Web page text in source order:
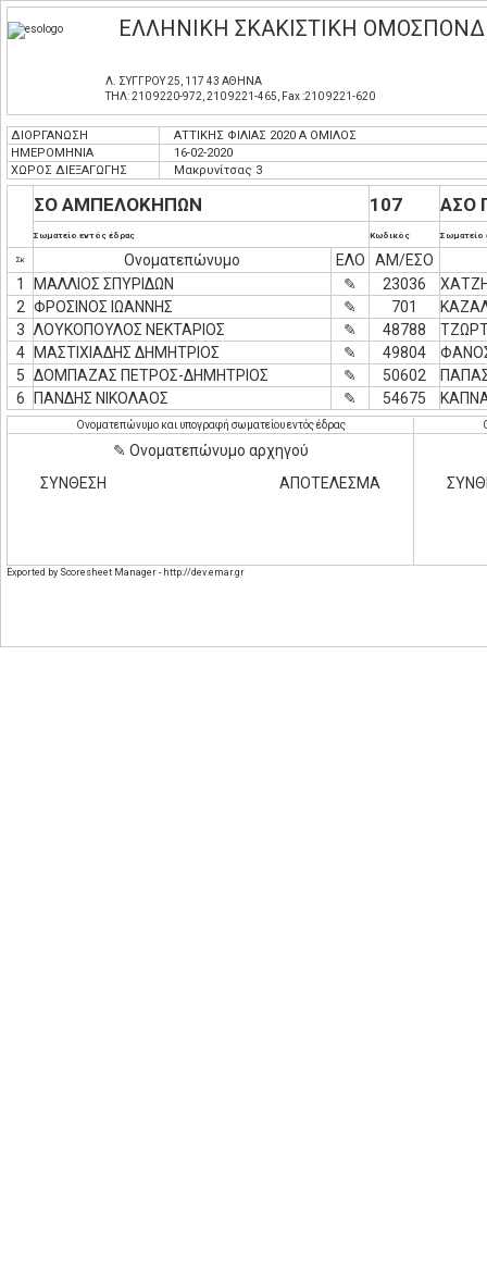
ΕΛΛΗΝΙΚΗ ΣΚΑΚΙΣΤΙΚΗ
Λ. ΣΥΓΓΡΟΥ 25, 117 43 ΑΘΗΝΑ
ΤΗΛ: 210 9220-972, 210 9221-465, Fax :210 9221-620
ΔΙΟΡΓΑΝΩΣΗ
ΑΤΤΙΚΗΣ ΦΙΛΙΑΣ 2020 Α ΟΜΙΛΟΣ
ΗΜΕΡΟΜΗΝΙΑ
16-02-2020
ΧΩΡΟΣ ΔΙΕΞΑΓΩΓΗΣ
Μακρυνίτσας 3
ΣΟ ΑΜΠΕΛΟΚΗΠΩΝ
Σωματείο εντός έδρας
107
Κωδικός
ΑΣΟ
Σωματείο
Σκ Ονοματεπώνυμο ΕΛΟ
ΑΜ/ΕΣΟ
1
ΜΑΛΛΙΟΣ ΣΠΥΡΙΔΩΝ ✎ 23036
2 ΦΡΟΣΙΝΟΣ ΙΩΑΝΝΗΣ ✎ 701
3 ΛΟΥΚΟΠΟΥΛΟΣ ΝΕΚΤΑΡΙΟΣ ✎ 48788
4
ΜΑΣΤΙΧΙΑΔΗΣ ΔΗΜΗΤΡΙΟΣ ✎ 49804
5 ΔΟΜΠΑΖΑΣ ΠΕΤΡΟΣ-ΔΗΜΗΤΡΙΟΣ ✎ 50602
6
ΠΑΝΔΗΣ ΝΙΚΟΛΑΟΣ ✎ 54675
Ονοματεπώνυμο και υπογραφή σωματείου εντός έδρας
✎ Ονοματεπώνυμο αρχηγού
ΣΥΝΘΕΣΗ
ΑΠΟΤΕΛΕΣΜΑ
Exported by Scoresheet Manager - http://dev.emar.gr